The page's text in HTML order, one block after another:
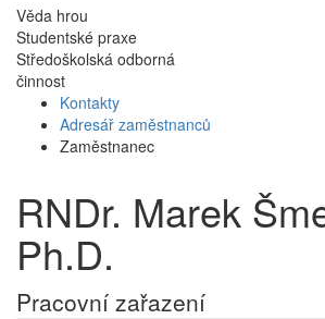
Věda hrou
Studentské praxe
Středoškolská odborná
činnost
Kontakty
Adresář zaměstnanců
Zaměstnanec
RNDr. Marek
Ph.D.
Pracovní zařazení